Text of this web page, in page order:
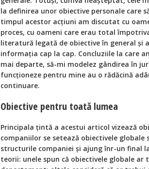
la definirea unor obiective personale care
timpul acestor acțiuni am discutat cu
proces, cu oameni care erau total
literatură legată de obiective în general și
informația cap la cap. Concluziile la care
mai departe, să-mi modelez gândirea în
funcționeze pentru mine au o rădăcină
continuare.
Obiective pentru toată lumea
Principala țintă a acestui articol vizează
companiilor se setează obiectivele
structurile companiei și ajung înr-un final
teorii: unele spun că obiectivele globale ar